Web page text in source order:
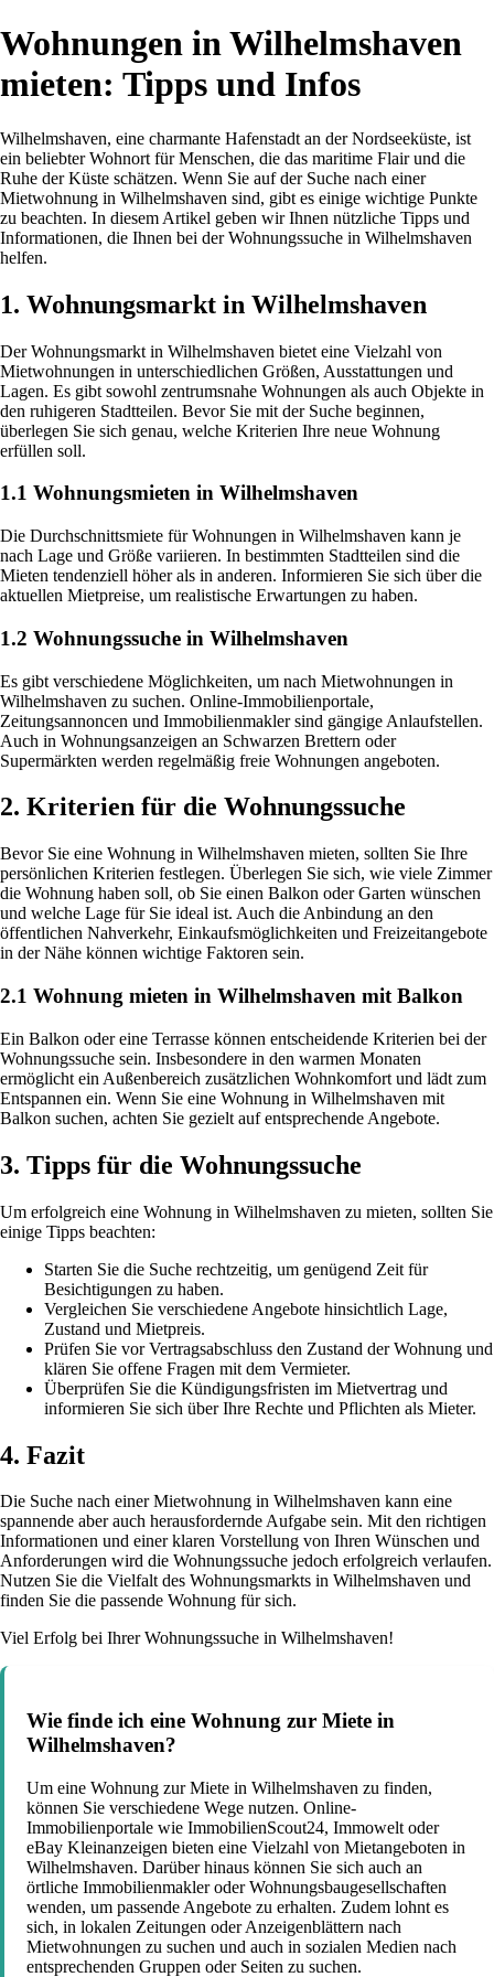
Wohnungen in Wilhelmshaven
mieten: Tipps und Infos
Wilhelmshaven, eine charmante Hafenstadt an der Nordseeküste, ist
ein beliebter Wohnort für Menschen, die das maritime Flair und die
Ruhe der Küste schätzen. Wenn Sie auf der Suche nach einer
Mietwohnung in Wilhelmshaven sind, gibt es einige wichtige Punkte
zu beachten. In diesem Artikel geben wir Ihnen nützliche Tipps und
Informationen, die Ihnen bei der Wohnungssuche in Wilhelmshaven
helfen.
1. Wohnungsmarkt in Wilhelmshaven
Der Wohnungsmarkt in Wilhelmshaven bietet eine Vielzahl von
Mietwohnungen in unterschiedlichen Größen, Ausstattungen und
Lagen. Es gibt sowohl zentrumsnahe Wohnungen als auch Objekte in
den ruhigeren Stadtteilen. Bevor Sie mit der Suche beginnen,
überlegen Sie sich genau, welche Kriterien Ihre neue Wohnung
erfüllen soll.
1.1 Wohnungsmieten in Wilhelmshaven
Die Durchschnittsmiete für Wohnungen in Wilhelmshaven kann je
nach Lage und Größe variieren. In bestimmten Stadtteilen sind die
Mieten tendenziell höher als in anderen. Informieren Sie sich über die
aktuellen Mietpreise, um realistische Erwartungen zu haben.
1.2 Wohnungssuche in Wilhelmshaven
Es gibt verschiedene Möglichkeiten, um nach Mietwohnungen in
Wilhelmshaven zu suchen. Online-Immobilienportale,
Zeitungsannoncen und Immobilienmakler sind gängige Anlaufstellen.
Auch in Wohnungsanzeigen an Schwarzen Brettern oder
Supermärkten werden regelmäßig freie Wohnungen angeboten.
2. Kriterien für die Wohnungssuche
Bevor Sie eine Wohnung in Wilhelmshaven mieten, sollten Sie Ihre
persönlichen Kriterien festlegen. Überlegen Sie sich, wie viele Zimmer
die Wohnung haben soll, ob Sie einen Balkon oder Garten wünschen
und welche Lage für Sie ideal ist. Auch die Anbindung an den
öffentlichen Nahverkehr, Einkaufsmöglichkeiten und Freizeitangebote
in der Nähe können wichtige Faktoren sein.
2.1 Wohnung mieten in Wilhelmshaven mit Balkon
Ein Balkon oder eine Terrasse können entscheidende Kriterien bei der
Wohnungssuche sein. Insbesondere in den warmen Monaten
ermöglicht ein Außenbereich zusätzlichen Wohnkomfort und lädt zum
Entspannen ein. Wenn Sie eine Wohnung in Wilhelmshaven mit
Balkon suchen, achten Sie gezielt auf entsprechende Angebote.
3. Tipps für die Wohnungssuche
Um erfolgreich eine Wohnung in Wilhelmshaven zu mieten, sollten Sie
einige Tipps beachten:
Starten Sie die Suche rechtzeitig, um genügend Zeit für
Besichtigungen zu haben.
Vergleichen Sie verschiedene Angebote hinsichtlich Lage,
Zustand und Mietpreis.
Prüfen Sie vor Vertragsabschluss den Zustand der Wohnung und
klären Sie offene Fragen mit dem Vermieter.
Überprüfen Sie die Kündigungsfristen im Mietvertrag und
informieren Sie sich über Ihre Rechte und Pflichten als Mieter.
4. Fazit
Die Suche nach einer Mietwohnung in Wilhelmshaven kann eine
spannende aber auch herausfordernde Aufgabe sein. Mit den richtigen
Informationen und einer klaren Vorstellung von Ihren Wünschen und
Anforderungen wird die Wohnungssuche jedoch erfolgreich verlaufen.
Nutzen Sie die Vielfalt des Wohnungsmarkts in Wilhelmshaven und
finden Sie die passende Wohnung für sich.
Viel Erfolg bei Ihrer Wohnungssuche in Wilhelmshaven!
Wie finde ich eine Wohnung zur Miete in
Wilhelmshaven?
Um eine Wohnung zur Miete in Wilhelmshaven zu finden,
können Sie verschiedene Wege nutzen. Online-
Immobilienportale wie ImmobilienScout24, Immowelt oder
eBay Kleinanzeigen bieten eine Vielzahl von Mietangeboten in
Wilhelmshaven. Darüber hinaus können Sie sich auch an
örtliche Immobilienmakler oder Wohnungsbaugesellschaften
wenden, um passende Angebote zu erhalten. Zudem lohnt es
sich, in lokalen Zeitungen oder Anzeigenblättern nach
Mietwohnungen zu suchen und auch in sozialen Medien nach
entsprechenden Gruppen oder Seiten zu suchen.